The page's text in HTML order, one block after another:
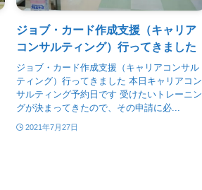
ジョブ・カード作成支援（キャリア
コンサルティング）行ってきました
ジョブ・カード作成支援（キャリアコンサル
ティング）行ってきました 本日キャリアコン
サルティング予約日です 受けたいトレーニン
グが決まってきたので、その申請に必...
2021年7月27日